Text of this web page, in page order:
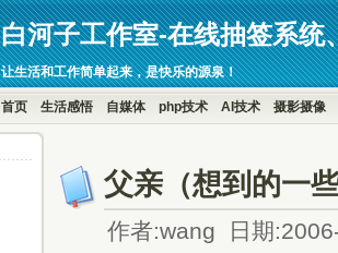
白河子工作室-在线抽签系统
让生活和工作简单起来，是快乐的源泉！
首页 生活感悟 自媒体 php技术 AI技术 摄影摄像
父亲（想到的一
作者:wang 日期